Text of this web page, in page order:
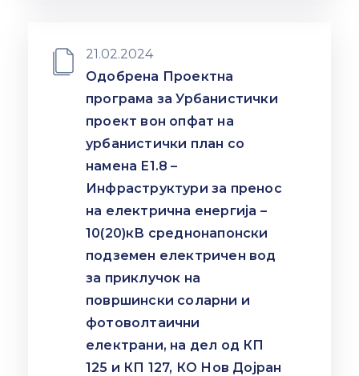
21.02.2024
Одобрена Проектна
програма за Урбанистички
проект вон опфат на
урбанистички план со
намена Е1.8 –
Инфраструктури за пренос
на електрична енергија –
10(20)кВ среднонапонски
подземен електричен вод
за приклучок на
површински соларни и
фотоволтаични
електрани, на дел од КП
125 и КП 127, КО Нов Дојран